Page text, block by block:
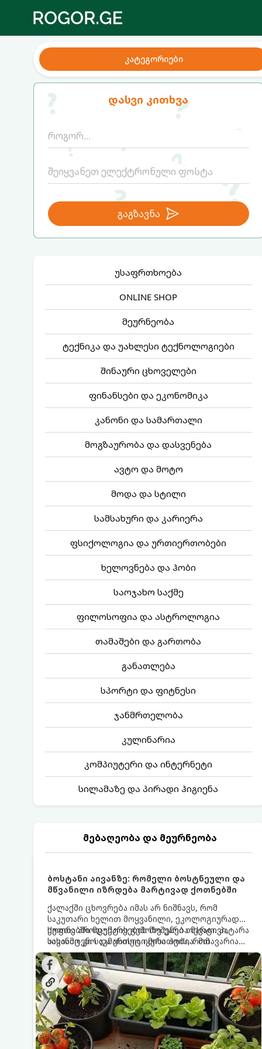
კატეგორიები
დასვი კითხვა
გაგზავნა
უსაფრთხოება
ONLINE SHOP
მეურნეობა
ტექნიკა და უახლესი ტექნოლოგიები
შინაური ცხოველები
ფინანსები და ეკონომიკა
კანონი და სამართალი
მოგზაურობა და დასვენება
ავტო და მოტო
მოდა და სტილი
სამსახური და კარიერა
ფსიქოლოგია და ურთიერთობები
ხელოვნება და ჰობი
საოჯახო საქმე
ფილოსოფია და ასტროლოგია
თამაშები და გართობა
განათლება
სპორტი და ფიტნესი
ჯანმრთელობა
კულინარია
კომპიუტერი და ინტერნეტი
სილამაზე და პირადი ჰიგიენა
მებაღეობა და მეურნეობა
ბოსტანი აივანზე: რომელი ბოსტნეული და
მწვანილი იზრდება მარტივად ქოთნებში
ქალაქში ცხოვრება იმას არ ნიშნავს, რომ
საკუთარი ხელით მოყვანილი, ეკოლოგიურად
სუფთა პროდუქტის გემოზე უარი თქვათ. პატარა
აივანიც კი საკმარისია იმისათვის, რომ
მოიწყოთ მინი-ბოსტანი, საიდანაც
ყოველდღიურად ახალ, არომატულ მწვანილსა
და ბოსტნეულს მოკრეფთ.
ქოთნებში მცენარეების მოშენება მარტივი,
სასიამოვნო და ესთეტიკური ჰობია. მთავარია
იცოდეთ, რომელი კულტურები ეგუებიან
ქოთნის პირობებს ყველაზე კარგად და როგორ
მოუაროთ მათ სწორად.